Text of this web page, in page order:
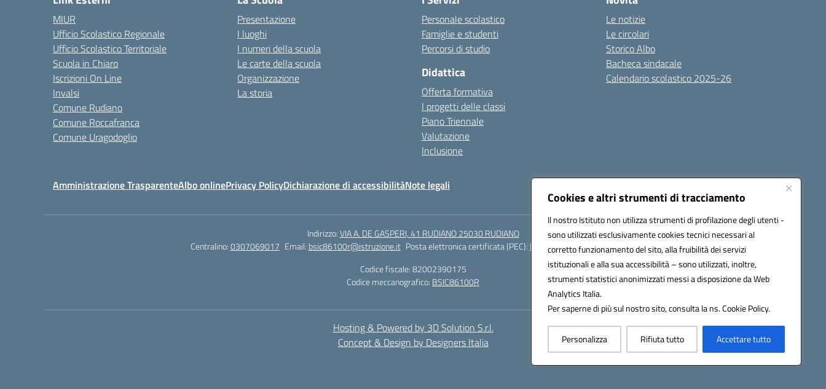
Cookies e altri strumenti di tracciamento
Il nostro Istituto non utilizza strumenti di profilazione degli utenti -
sono utilizzati esclusivamente cookies tecnici necessari al
corretto funzionamento del sito, alla fruibilità dei servizi
istituzionali e alla sua accessibilità – sono utilizzati, inoltre,
strumenti statistici anonimizzati messi a disposizione da Web
Analytics Italia.
Per saperne di più sul nostro sito, consulta la ns. Cookie Policy.
Personalizza Rifiuta tutto Accettare tutto
MIUR
Ufficio Scolastico Regionale
Ufficio Scolastico Territoriale
Scuola in Chiaro
Iscrizioni On Line
Invalsi
Comune Rudiano
Comune Roccafranca
Comune Uragodoglio
Presentazione
I luoghi
I numeri della scuola
Le carte della scuola
Organizzazione
La storia
Personale scolastico
Famiglie e studenti
Percorsi di studio
Didattica
Offerta formativa
I progetti delle classi
Piano Triennale
Valutazione
Inclusione
Le notizie
Le circolari
Storico Albo
Bacheca sindacale
Calendario scolastico 2025-26
Amministrazione TrasparenteAlbo onlinePrivacy PolicyDichiarazione di accessibilitàNote legali
Indirizzo:VIA A. DE GASPERI, 41 RUDIANO 25030 RUDIANO
Centralino:0307069017 Email: bsic86100r@istruzione.it Posta elettronica certificata (PEC): bsic86100r@pec.istruzione.it
Codice fiscale: 82002390175
Codice meccanografico: BSIC86100R
Hosting & Powered by 3D Solution S.r.l.
Concept & Design by Designers Italia